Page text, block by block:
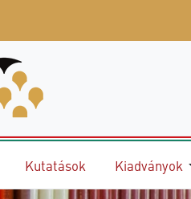
Kutatások Kiadványok